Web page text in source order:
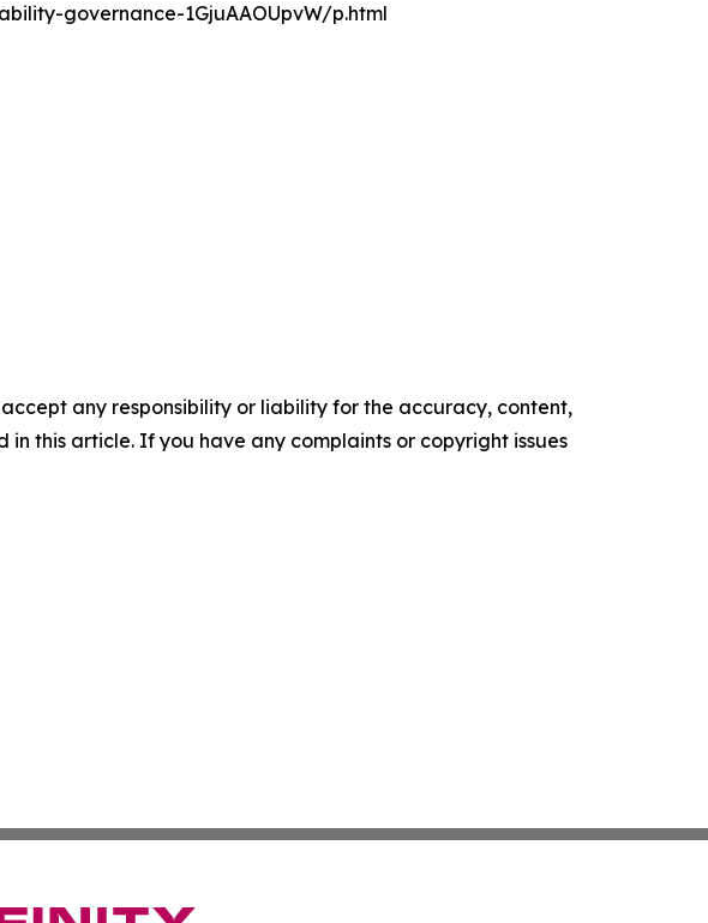
governance-1GjuAAOUpvW/p.html
any responsibility or liability for the accuracy, content,
this article. If you have any complaints or copyright issues